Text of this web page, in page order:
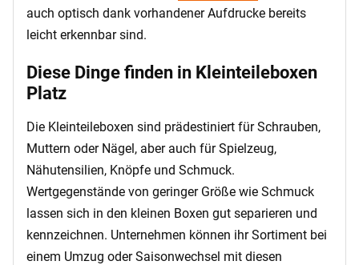
auch optisch dank vorhandener Aufdrucke bereits
leicht erkennbar sind.
Diese Dinge finden in Kleinteileboxen
Platz
Die Kleinteileboxen sind prädestiniert für Schrauben,
Muttern oder Nägel, aber auch für Spielzeug,
Nähutensilien, Knöpfe und Schmuck.
Wertgegenstände von geringer Größe wie Schmuck
lassen sich in den kleinen Boxen gut separieren und
kennzeichnen. Unternehmen können ihr Sortiment bei
einem Umzug oder Saisonwechsel mit diesen